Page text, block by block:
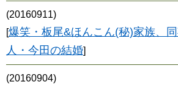
(20160911)
[爆笑・板尾&ほんこん(秘)家族、
人・今田の結婚]
(20160904)